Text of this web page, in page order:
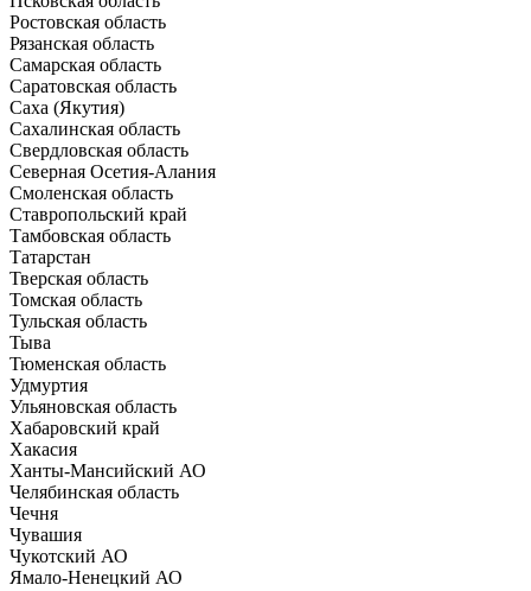
Ростовская область
Рязанская область
Самарская область
Саратовская область
Саха (Якутия)
Сахалинская область
Свердловская область
Северная Осетия-Алания
Смоленская область
Ставропольский край
Тамбовская область
Татарстан
Тверская область
Томская область
Тульская область
Тыва
Тюменская область
Удмуртия
Ульяновская область
Хабаровский край
Хакасия
Ханты-Мансийский АО
Челябинская область
Чечня
Чувашия
Чукотский АО
Ямало-Ненецкий АО